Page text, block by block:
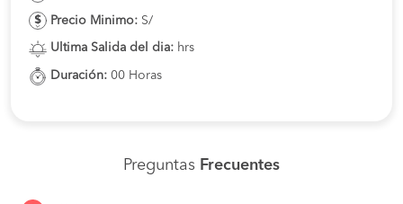
Precio Minimo: S/
Ultima Salida del dia: hrs
Duración: 00 Horas
Preguntas Frecuentes